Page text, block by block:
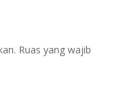
Ruas yang wajib